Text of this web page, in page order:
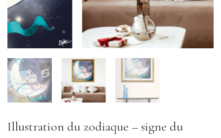
Illustration du zodiaque – signe du